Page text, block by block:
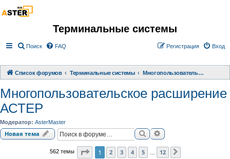
Терминальные системы
Поиск FAQ Вход
Регистрация
Список форумов Терминальные системы Многопользовательское расширение АСТЕР
Многопользовательское расширение
АСТЕР
Модератор: AsterMaster
Новая тема ПоискРасширенный поиск
562 темы Страница1 из
1 2 3 4 5 12